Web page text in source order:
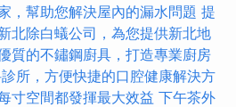
，幫助您解決屋內的漏水問題 提
北除白蟻公司，為您提供新北地
質的不鏽鋼廚具，打造專業廚房
所，方便快捷的口腔健康解決方
寸空間都發揮最大效益 下午茶外